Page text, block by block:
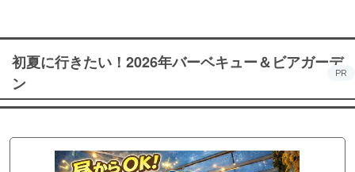
初夏に行きたい！2026年バーベキュー＆ビアガーデ
ン
PR